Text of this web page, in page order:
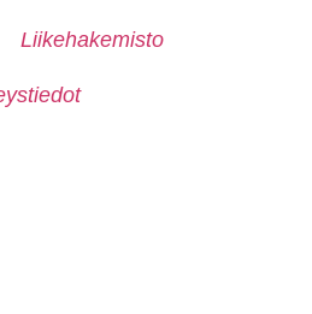
Liikehakemisto